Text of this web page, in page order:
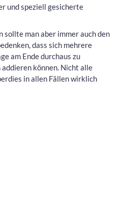
und speziell gesicherte
sollte man aber immer auch den
dass sich mehrere
am Ende durchaus zu
können. Nicht alle
in allen Fällen wirklich